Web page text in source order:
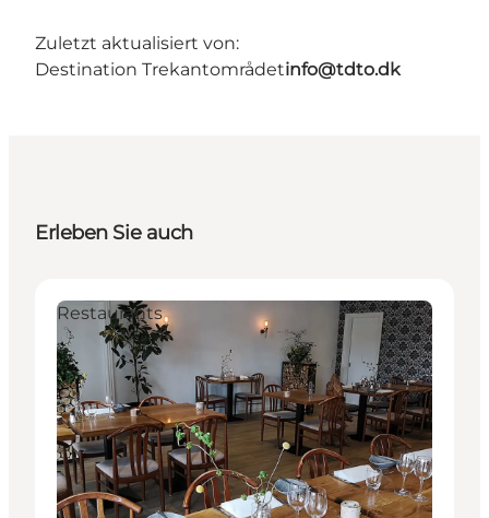
Zuletzt aktualisiert von:
Destination Trekantområdetinfo@tdto.dk
Erleben Sie auch
Restaurants